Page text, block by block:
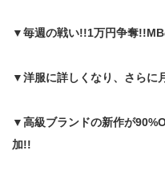
▼毎週の戦い!!1万円争奪
▼洋服に詳しくなり、さらに
▼高級ブランドの新作が
加!!